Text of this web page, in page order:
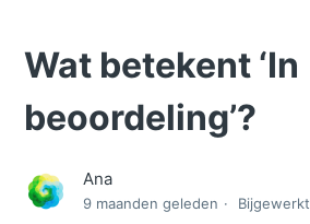
Wat betekent ‘In
beoordeling’?
Ana
9 maanden geleden Bijgewerkt